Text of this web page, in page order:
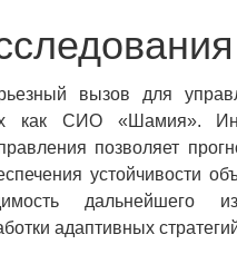
вызов для
как СИО «Шамия».
позволяет
устойчивости
дальнейшего
адаптивных